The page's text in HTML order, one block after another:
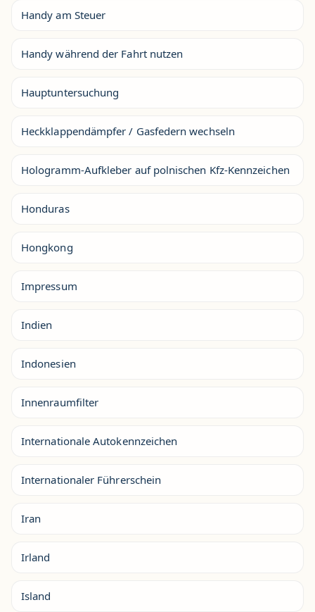
Handy am Steuer
Handy während der Fahrt nutzen
Hauptuntersuchung
Heckklappendämpfer / Gasfedern wechseln
Hologramm-Aufkleber auf polnischen Kfz-Kennzeichen
Honduras
Hongkong
Impressum
Indien
Indonesien
Innenraumfilter
Internationale Autokennzeichen
Internationaler Führerschein
Iran
Irland
Island